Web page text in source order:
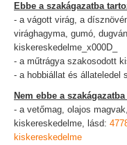
IRODÁK
Ebbe a szakágazatba
- a vágott virág, a
virághagyma, gumó,
kiskereskedelme_x000D_
- a műtrágya szakosodott
- a hobbiállat és állateledel
Nem ebbe a
- a vetőmag, olajos
kiskereskedelme, lásd:
kiskereskedelme